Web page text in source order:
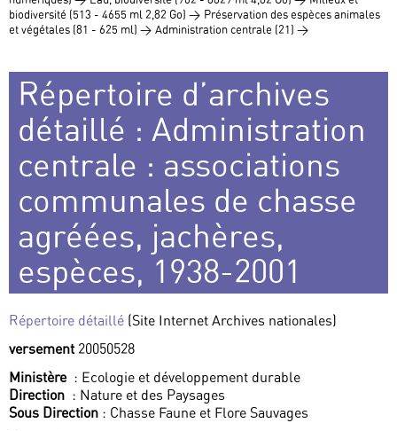
biodiversité (513 - 4655 ml 2,82 Go) > Préservation des espèces animales
et végétales (81 - 625 ml) > Administration centrale (21) >
Répertoire d’archives
détaillé : Administration
centrale : associations
communales de chasse
agréées, jachères,
espèces, 1938-2001
Répertoire détaillé (Site Internet Archives nationales)
versement 20050528
Ministère : Ecologie et développement durable
Direction : Nature et des Paysages
Sous Direction : Chasse Faune et Flore Sauvages